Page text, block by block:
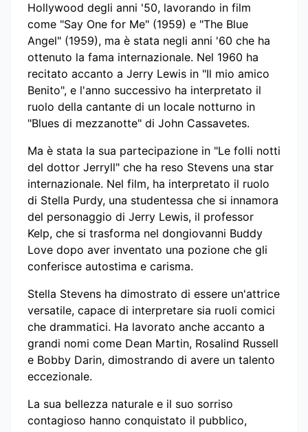
Hollywood degli anni '50, lavorando in film
come "Say One for Me" (1959) e "The Blue
Angel" (1959), ma è stata negli anni '60 che ha
ottenuto la fama internazionale. Nel 1960 ha
recitato accanto a Jerry Lewis in "Il mio amico
Benito", e l'anno successivo ha interpretato il
ruolo della cantante di un locale notturno in
"Blues di mezzanotte" di John Cassavetes.
Ma è stata la sua partecipazione in "Le folli notti
del dottor Jerryll" che ha reso Stevens una star
internazionale. Nel film, ha interpretato il ruolo
di Stella Purdy, una studentessa che si innamora
del personaggio di Jerry Lewis, il professor
Kelp, che si trasforma nel dongiovanni Buddy
Love dopo aver inventato una pozione che gli
conferisce autostima e carisma.
Stella Stevens ha dimostrato di essere un'attrice
versatile, capace di interpretare sia ruoli comici
che drammatici. Ha lavorato anche accanto a
grandi nomi come Dean Martin, Rosalind Russell
e Bobby Darin, dimostrando di avere un talento
eccezionale.
La sua bellezza naturale e il suo sorriso
contagioso hanno conquistato il pubblico,